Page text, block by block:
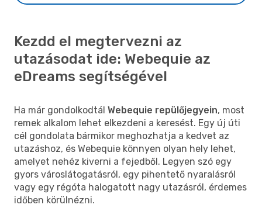
Kezdd el megtervezni az
utazásodat ide: Webequie az
eDreams segítségével
Ha már gondolkodtál Webequie repülőjegyein, most
remek alkalom lehet elkezdeni a keresést. Egy új úti
cél gondolata bármikor meghozhatja a kedvet az
utazáshoz, és Webequie könnyen olyan hely lehet,
amelyet nehéz kiverni a fejedből. Legyen szó egy
gyors városlátogatásról, egy pihentető nyaralásról
vagy egy régóta halogatott nagy utazásról, érdemes
időben körülnézni.